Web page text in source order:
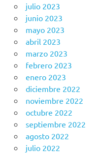
julio 2023
junio 2023
mayo 2023
abril 2023
marzo 2023
febrero 2023
enero 2023
diciembre 2022
noviembre 2022
octubre 2022
septiembre 2022
agosto 2022
julio 2022